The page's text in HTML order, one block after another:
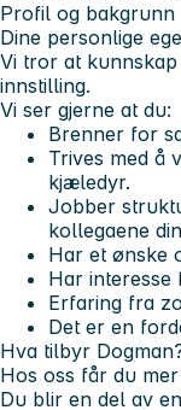
Profil og bakgrunn
Dine personlige
Vi tror at
innstilling.
Vi ser gjerne at du:
Brenner for
Trives med å
kjæledyr.
Jobber
kollegaene
Har et ønske
Har
Erfaring fra
Det er en
Hva tilbyr
Hos oss får du
Du blir en del av